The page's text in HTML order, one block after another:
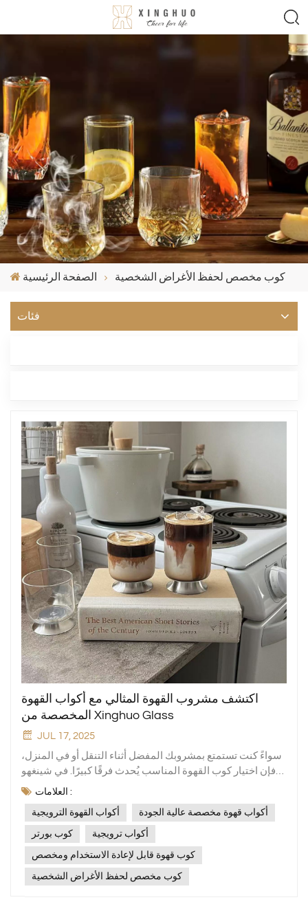
الصفحة الرئيسية كوب مخصص لحفظ الأغراض الشخصية
فئات
اكتشف مشروب القهوة المثالي مع أكواب القهوة
المخصصة من Xinghuo Glass
JUL 17, 2025
سواءً كنت تستمتع بمشروبك المفضل أثناء التنقل أو في المنزل،
فإن اختيار كوب القهوة المناسب يُحدث فرقًا كبيرًا. في شينغهو
جلاس، نُدرك أهمية اختيار كوب مثالي لبدء يومك على أكمل وجه.
تجمع بين الأناقة والعملية والاستدامة في كوب واحد رائع. ارتقِ
بتجربة القهوة الخاصة بك مع أكواب القهوة المخصصة عالية
الجودةيتجلى التزامنا بالجودة في كل قطعة، مما يضمن بقاء
قهوتك ساخنة ولذيذة لفترة أطول. أكواب قهوة مخصصة عالية
الجودة لا تعد أكواب Xinghuo Glass مجرد إكسسوارات أنيقة، بل
العلامات :
أكواب القهوة الترويجية أكواب قهوة مخصصة عالية الجودة
كوب بورتر أكواب ترويجية
كوب قهوة قابل لإعادة الاستخدام ومخصص
كوب مخصص لحفظ الأغراض الشخصية